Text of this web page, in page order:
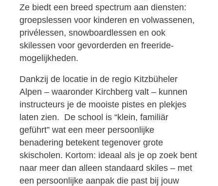
Ze biedt een breed spectrum aan diensten:
groepslessen voor kinderen en volwassenen,
privélessen, snowboardlessen en ook
skilessen voor gevorderden en freeride-
mogelijkheden.
Dankzij de locatie in de regio Kitzbüheler
Alpen – waaronder Kirchberg valt – kunnen
instructeurs je de mooiste pistes en plekjes
laten zien. De school is “klein, familiär
geführt” wat een meer persoonlijke
benadering betekent tegenover grote
skischolen. Kortom: ideaal als je op zoek bent
naar meer dan alleen standaard skiles – met
een persoonlijke aanpak die past bij jouw